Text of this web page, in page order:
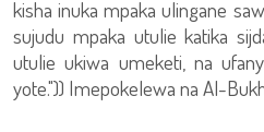
kisha inuka mpaka ulingane
sujudu mpaka utulie katika
utulie ukiwa umeketi, na
yote.")) Imepokelewa na Al-